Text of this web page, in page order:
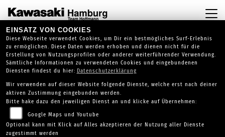
EINSATZ VON COOKIES
Diese Webseite verwendet Cookies, um Dir ein bestmögliches Surf-Erlebnis
zu ermöglichen. Diese Daten werden erhoben und dienen nicht für die
Erstellung von Nutzungsprofilen oder anderer weiterführender Verwendung.
Sämtliche Informationen zu verwendeten Cookies und eingebundenen
Diensten findest du hier: Datenschutzerklärung
Wir verwenden auf dieser Website folgende Dienste, welche erst nach deiner
aktiven Zustimmung eingebunden werden.
Bitte hake dazu den jeweiligen Dienst an und klicke auf Übernehmen:
Google Maps und Youtube
Optional kann mit Klick auf Alles akzeptieren der Nutzung aller Dienste
zugestimmt werden